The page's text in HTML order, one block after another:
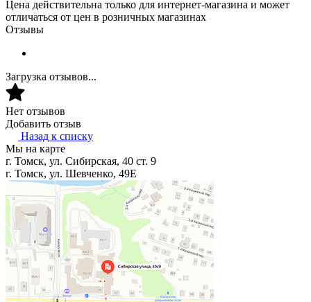
Цена действительна только для интернет-магазина и может
отличаться от цен в розничных магазинах
Отзывы
Загрузка отзывов...
Нет отзывов
Добавить отзыв
Назад к списку
Мы на карте
г. Томск, ул. Сибирская, 40 ст. 9
г. Томск, ул. Шевченко, 49Е